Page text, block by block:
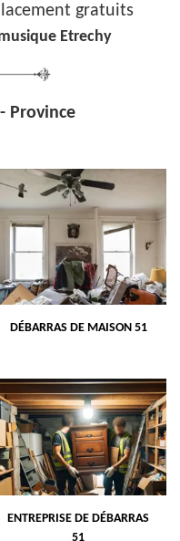
gratuits
Etrechy
Province
DÉBARRAS DE MAISON 51
ENTREPRISE DE DÉBARRAS
51